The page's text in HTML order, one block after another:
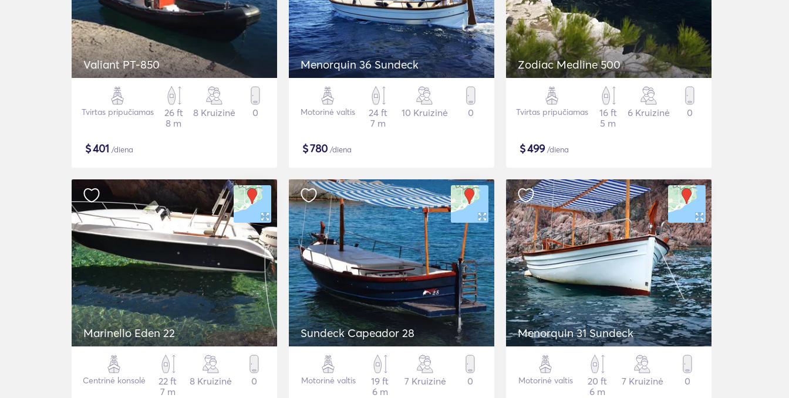
Valiant PT-850
Tvirtas pripučiamas
26 ft
8 m
8 Kruizinė 0
$401 /diena
Menorquin 36 Sundeck
Motorinė valtis
24 ft
7 m
10 Kruizinė 0
$780 /diena
Zodiac Medline 500
Tvirtas pripučiamas
16 ft
5 m
6 Kruizinė 0
$499/diena
Marinello Eden 22
Centrinė konsolė
22 ft
7 m
8 Kruizinė 0
Sundeck Capeador 28
Motorinė valtis
19 ft
6 m
7 Kruizinė 0
Menorquin 31 Sundeck
Motorinė valtis
20 ft
6 m
7 Kruizinė 0